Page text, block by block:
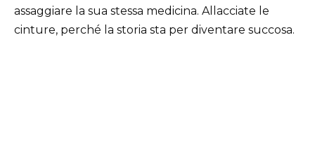
assaggiare la sua stessa medicina. Allacciate le
cinture, perché la storia sta per diventare succosa.